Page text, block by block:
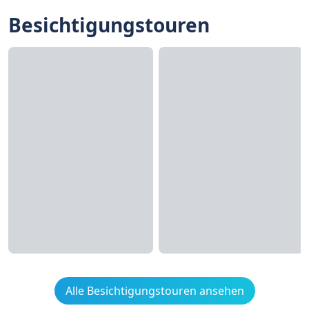
Besichtigungstouren
Alle Besichtigungstouren ansehen